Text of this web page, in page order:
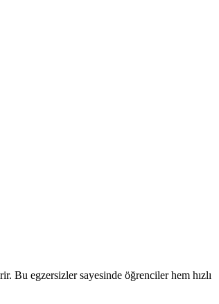
Bu egzersizler sayesinde öğrenciler hem hızlı